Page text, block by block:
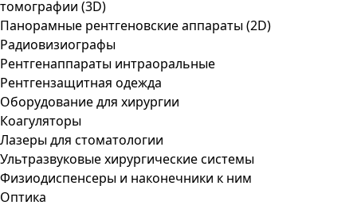
томографии (3D)
Панорамные рентгеновские аппараты (2D)
Радиовизиографы
Рентгенаппараты интраоральные
Рентгензащитная одежда
Оборудование для хирургии
Коагуляторы
Лазеры для стоматологии
Ультразвуковые хирургические системы
Физиодиспенсеры и наконечники к ним
Оптика